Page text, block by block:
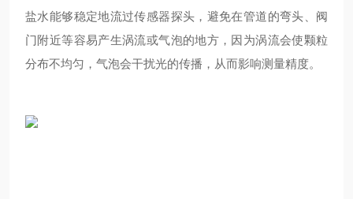
盐水能够稳定地流过传感器探头，避免在管道的弯头、阀
门附近等容易产生涡流或气泡的地方，因为涡流会使颗粒
分布不均匀，气泡会干扰光的传播，从而影响测量精度。